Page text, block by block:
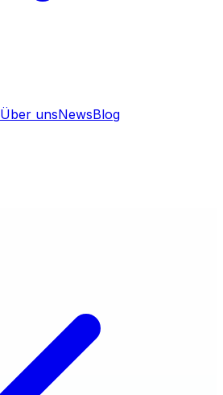
Über unsNewsBlog